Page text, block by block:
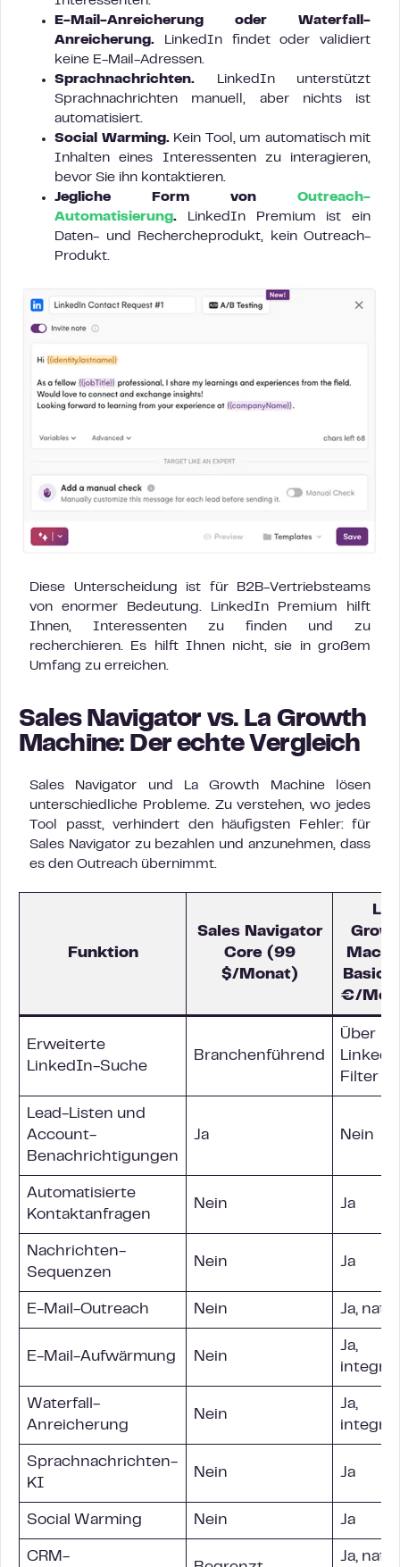
E-Mail-Anreicherung oder Waterfall-
Anreicherung. LinkedIn findet oder validiert
keine E-Mail-Adressen.
Sprachnachrichten. LinkedIn unterstützt
Sprachnachrichten manuell, aber nichts ist
automatisiert.
Social Warming.Kein Tool, um automatisch mit
Inhalten eines Interessenten zu interagieren,
bevor Sie ihn kontaktieren.
Jegliche Form von Outreach-
Automatisierung. LinkedIn Premium ist ein
Daten- und Rechercheprodukt, kein Outreach-
Produkt.
Diese Unterscheidung ist für B2B-Vertriebsteams
von enormer Bedeutung. LinkedIn Premium hilft
Ihnen, Interessenten zu finden und zu
recherchieren. Es hilft Ihnen nicht, sie in großem
Umfang zu erreichen.
Sales Navigator vs. La Growth
Machine: Der echte Vergleich
Sales Navigator und La Growth Machine lösen
unterschiedliche Probleme. Zu verstehen, wo jedes
Tool passt, verhindert den häufigsten Fehler: für
Sales Navigator zu bezahlen und anzunehmen, dass
es den Outreach übernimmt.
Funktion
Sales Navigator
Core (99
$/Monat)
La
Basic
€/
Erweiterte
LinkedIn-Suche
Branchenführend
Über
Filter
Lead-Listen und
Account-
Benachrichtigungen
Ja Nein
Automatisierte
Kontaktanfragen
Nein Ja
Nachrichten-
Sequenzen
Nein Ja
E-Mail-Outreach Nein Ja, nativ
E-Mail-Aufwärmung Nein
Ja,
Waterfall-
Anreicherung
Nein
Ja,
Sprachnachrichten-
KI
Nein Ja
Social Warming Nein Ja
CRM- Ja, nativ